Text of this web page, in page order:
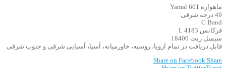
ماهواره Yamal 601
49 درجه شرقی
C Band
فرکانس 4183 L
سیمبل ریت 18400
قابل دریافت در تمام اروپا، روسیه، خاورمیانه، آسیا، آسیایی شرقی و جنوب شرقی
Share on Facebook Share